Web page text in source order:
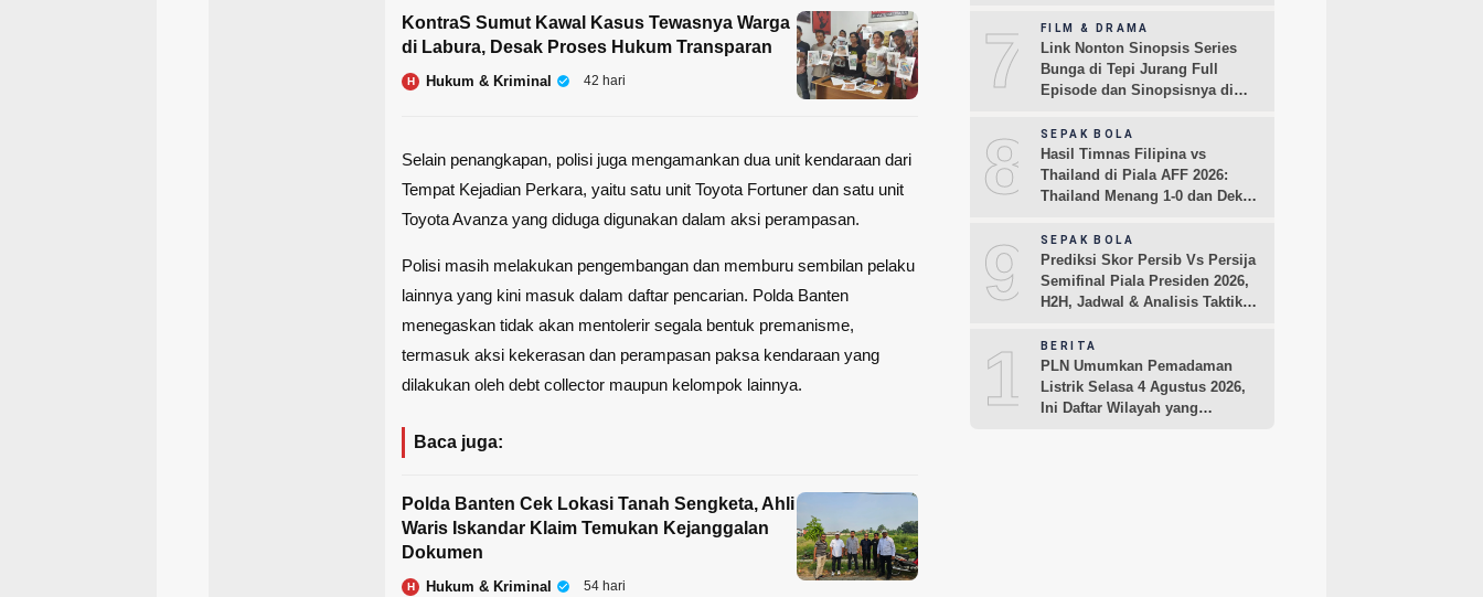
KontraS Sumut Kawal Kasus Tewasnya Warga
di Labura, Desak Proses Hukum Transparan
H Hukum & Kriminal 42 hari
Selain penangkapan, polisi juga mengamankan dua unit kendaraan dari
Tempat Kejadian Perkara, yaitu satu unit Toyota Fortuner dan satu unit
Toyota Avanza yang diduga digunakan dalam aksi perampasan.
Polisi masih melakukan pengembangan dan memburu sembilan pelaku
lainnya yang kini masuk dalam daftar pencarian. Polda Banten
menegaskan tidak akan mentolerir segala bentuk premanisme,
termasuk aksi kekerasan dan perampasan paksa kendaraan yang
dilakukan oleh debt collector maupun kelompok lainnya.
Baca juga:
Polda Banten Cek Lokasi Tanah Sengketa, Ahli
Waris Iskandar Klaim Temukan Kejanggalan
Dokumen
H Hukum & Kriminal 54 hari
7 FILM & DRAMA
Link Nonton Sinopsis Series
Bunga di Tepi Jurang Full
Episode dan Sinopsisnya di
8 SEPAK BOLA
Hasil Timnas Filipina vs
Thailand di Piala AFF 2026:
Thailand Menang 1-0 dan Dekati
9 SEPAK BOLA
Prediksi Skor Persib Vs Persija
Semifinal Piala Presiden 2026,
H2H, Jadwal & Analisis Taktik
10BERITA
PLN Umumkan Pemadaman
Listrik Selasa 4 Agustus 2026,
Ini Daftar Wilayah yang